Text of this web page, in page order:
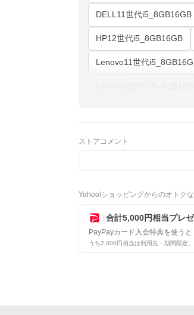
DELL11世代i5_8GB16GB
HP12世代i5_8GB16GB
ストアコメント
Yahoo!ショッピングからのオトク
合計5,000円相当プレゼ
PayPayカード入会特典を使うと
うち2,000円相当は利用先・期間限定